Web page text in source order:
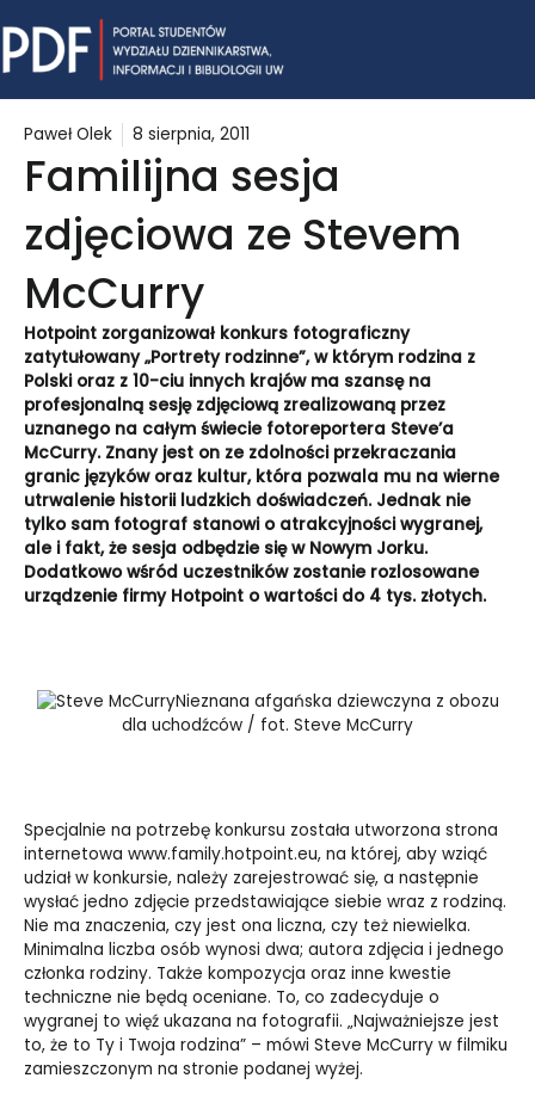
to
content
Paweł Olek 8 sierpnia, 2011
Familijna sesja
zdjęciowa ze Stevem
McCurry
Hotpoint zorganizował konkurs fotograficzny
zatytułowany „Portrety rodzinne”, w którym rodzina z
Polski oraz z 10-ciu innych krajów ma szansę na
profesjonalną sesję zdjęciową zrealizowaną przez
uznanego na całym świecie fotoreportera Steve’a
McCurry. Znany jest on ze zdolności przekraczania
granic języków oraz kultur, która pozwala mu na wierne
utrwalenie historii ludzkich doświadczeń. Jednak nie
tylko sam fotograf stanowi o atrakcyjności wygranej,
ale i fakt, że sesja odbędzie się w Nowym Jorku.
Dodatkowo wśród uczestników zostanie rozlosowane
urządzenie firmy Hotpoint o wartości do 4 tys. złotych.
Nieznana afgańska dziewczyna z obozu
dla uchodźców / fot. Steve McCurry
Specjalnie na potrzebę konkursu została utworzona strona
internetowa www.family.hotpoint.eu, na której, aby wziąć
udział w konkursie, należy zarejestrować się, a następnie
wysłać jedno zdjęcie przedstawiające siebie wraz z rodziną.
Nie ma znaczenia, czy jest ona liczna, czy też niewielka.
Minimalna liczba osób wynosi dwa; autora zdjęcia i jednego
członka rodziny. Także kompozycja oraz inne kwestie
techniczne nie będą oceniane. To, co zadecyduje o
wygranej to więź ukazana na fotografii. „Najważniejsze jest
to, że to Ty i Twoja rodzina” – mówi Steve McCurry w filmiku
zamieszczonym na stronie podanej wyżej.